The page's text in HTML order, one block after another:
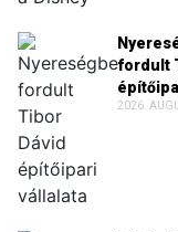
fordult
2026.